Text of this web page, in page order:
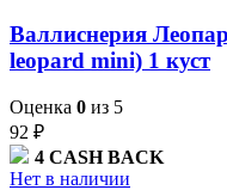
Валлиснерия
leopard mini) 1 куст
Оценка 0 из 5
92 ₽
4 CASH BACK
Нет в наличии